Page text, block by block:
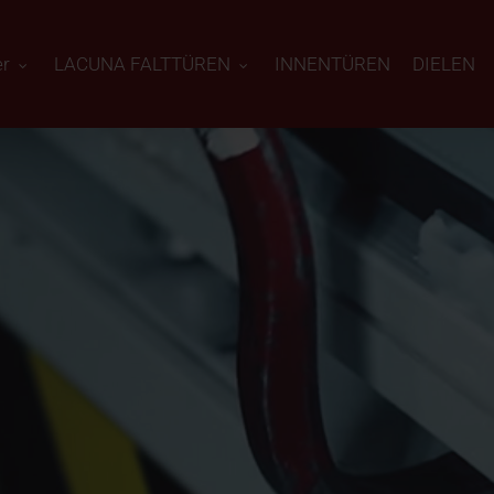
LACUNA FALTTÜREN INNENTÜREN DIELEN